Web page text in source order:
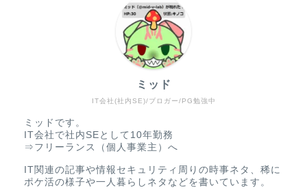
IT会社(社内SE)/ブロガー/PG勉強中
ミッド
ミッドです。
IT会社で社内SEとして10年勤務
⇒フリーランス（個人事業主）へ
IT関連の記事や情報セキュリティ周りの時事ネタ、稀に
ポケ活の様子や一人暮らしネタなどを書いています。